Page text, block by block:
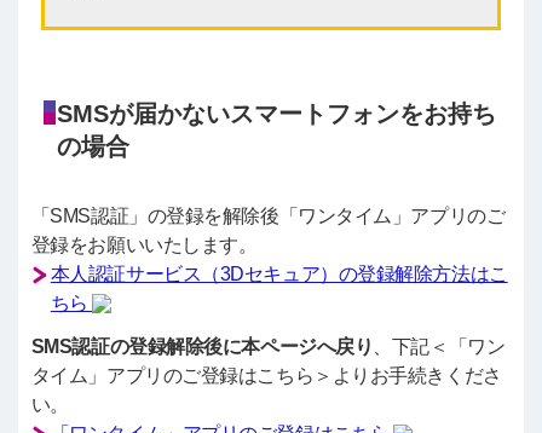
SMSが届かないスマートフォンをお持ち
の場合
「SMS認証」の登録を解除後「ワンタイム」アプリのご
登録をお願いいたします。
本人認証サービス（3Dセキュア）の登録解除方法はこ
ちら
SMS認証の登録解除後に本ページへ戻り
、下記＜「ワン
タイム」アプリのご登録はこちら＞よりお手続きくださ
い。